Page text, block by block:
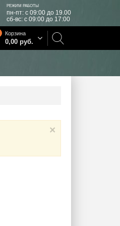
РЕЖИМ РАБОТЫ
пн-пт: с 09:00 до 19.00
сб-вс: с 09:00 до 17:00
Корзина
0,00 руб.
×